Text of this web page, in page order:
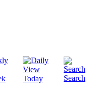
Today Search